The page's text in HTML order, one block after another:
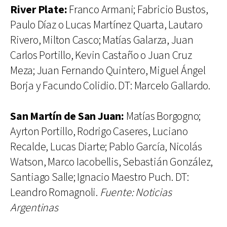
River Plate:Franco Armani; Fabricio Bustos,
Paulo Díaz o Lucas Martínez Quarta, Lautaro
Rivero, Milton Casco; Matías Galarza, Juan
Carlos Portillo, Kevin Castaño o Juan Cruz
Meza; Juan Fernando Quintero, Miguel Ángel
Borja y Facundo Colidio. DT: Marcelo Gallardo.
San Martín de San Juan: Matías Borgogno;
Ayrton Portillo, Rodrigo Caseres, Luciano
Recalde, Lucas Diarte; Pablo García, Nicolás
Watson, Marco Iacobellis, Sebastián González,
Santiago Salle; Ignacio Maestro Puch. DT:
Leandro Romagnoli. Fuente: Noticias
Argentinas